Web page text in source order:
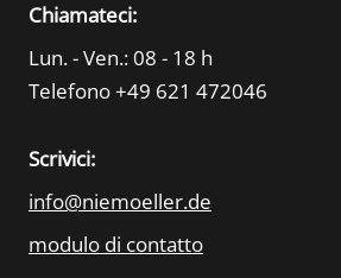
Chiamateci:
Lun. - Ven.: 08 - 18 h
Telefono +49 621 472046
Scrivici:
info@niemoeller.de
modulo di contatto